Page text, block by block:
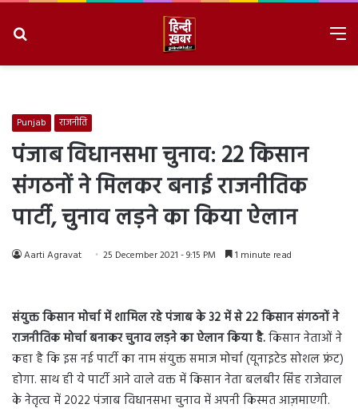
Punjab राजनीति
पंजाब विधानसभा चुनाव: 22 किसान
संगठनों ने मिलकर बनाई राजनीतिक
पार्टी, चुनाव लड़ने का किया ऐलान
Aarti Agravat 25 December 2021 - 9:15 PM 1 minute read
संयुक्त किसान मोर्चा में शामिल रहे पंजाब के 32 में से 22 किसान संगठनों ने
राजनीतिक मोर्चा बनाकर चुनाव लड़ने का ऐलान किया है.किसान नेताओं ने
कहा है कि इस नई पार्टी का नाम संयुक्त समाज मोर्चा (यूनाइटेड सोशल फ्रंट)
होगा. साथ ही ये पार्टी आने वाले वक्त में किसान नेता बलबीर सिंह राजेवाल
के नेतृत्व में 2022 पंजाब विधानसभा चुनाव में अपनी किस्मत आज़माएगी.